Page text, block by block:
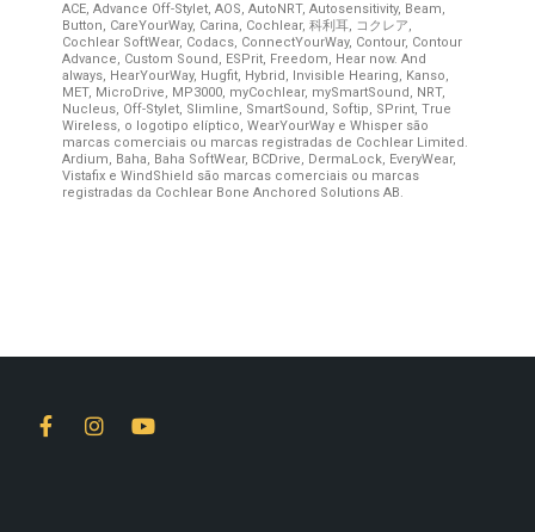
ACE, Advance Off-Stylet, AOS, AutoNRT, Autosensitivity, Beam,
Button, CareYourWay, Carina, Cochlear, 科利耳, コクレア,
Cochlear SoftWear, Codacs, ConnectYourWay, Contour, Contour
Advance, Custom Sound, ESPrit, Freedom, Hear now. And
always, HearYourWay, Hugfit, Hybrid, Invisible Hearing, Kanso,
MET, MicroDrive, MP3000, myCochlear, mySmartSound, NRT,
Nucleus, Off-Stylet, Slimline, SmartSound, Softip, SPrint, True
Wireless, o logotipo elíptico, WearYourWay e Whisper são
marcas comerciais ou marcas registradas de Cochlear Limited.
Ardium, Baha, Baha SoftWear, BCDrive, DermaLock, EveryWear,
Vistafix e WindShield são marcas comerciais ou marcas
registradas da Cochlear Bone Anchored Solutions AB.